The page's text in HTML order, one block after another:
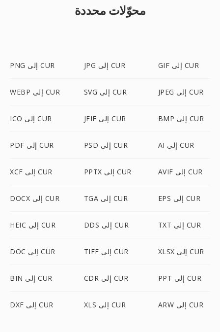
محوّلات محددة
PNG إلى CUR JPG إلى CUR GIF إلى CUR
WEBP إلى CUR SVG إلى CUR JPEG إلى CUR
ICO إلى CUR JFIF إلى CUR BMP إلى CUR
PDF إلى CUR PSD إلى CUR AI إلى CUR
XCF إلى CUR PPTX إلى CUR AVIF إلى CUR
DOCX إلى CUR TGA إلى CUR EPS إلى CUR
HEIC إلى CUR DDS إلى CUR TXT إلى CUR
DOC إلى CUR TIFF إلى CUR XLSX إلى CUR
BIN إلى CUR CDR إلى CUR PPT إلى CUR
DXF إلى CUR XLS إلى CUR ARW إلى CUR